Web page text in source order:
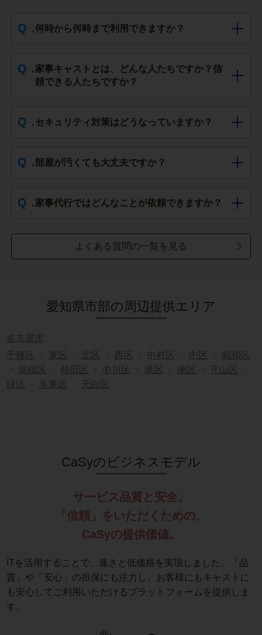
何時から何時まで利用できますか？
家事キャストとは、どんな人たちですか？信
頼できる人たちですか？
セキュリティ対策はどうなっていますか？
部屋が汚くても大丈夫ですか？
家事代行ではどんなことが依頼できますか？
よくある質問の一覧を見る
愛知県市部の周辺提供エリア
名古屋市
千種区
・ 東区 ・ 北区 ・ 西区 ・ 中村区 ・ 中区 ・
昭和区
・
瑞穂区 ・ 熱田区 ・ 中川区 ・ 港区 ・ 南区 ・ 守山区
・
緑区
・ 名東区 ・ 天白区
CaSyのビジネスモデル
サービス品質と安全。
「信頼」をいただくための、
CaSyの提供価値。
ITを活用することで、速さと低価格を実現しました。「品
質」や「安心」の担保にも注力し、お客様にもキャストに
も安心してご利用いただけるプラットフォームを提供しま
す。